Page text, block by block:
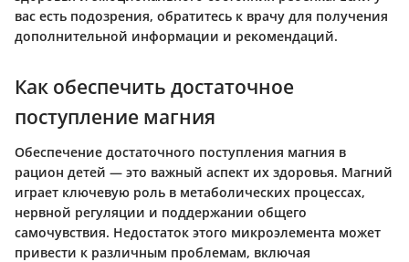
вас есть подозрения, обратитесь к врачу для получения
дополнительной информации и рекомендаций.
Как обеспечить достаточное
поступление магния
Обеспечение достаточного поступления магния в
рацион детей — это важный аспект их здоровья. Магний
играет ключевую роль в метаболических процессах,
нервной регуляции и поддержании общего
самочувствия. Недостаток этого микроэлемента может
привести к различным проблемам, включая